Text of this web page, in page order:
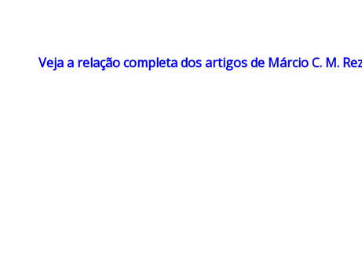
Veja a relação completa dos artigos de Márcio C. M.